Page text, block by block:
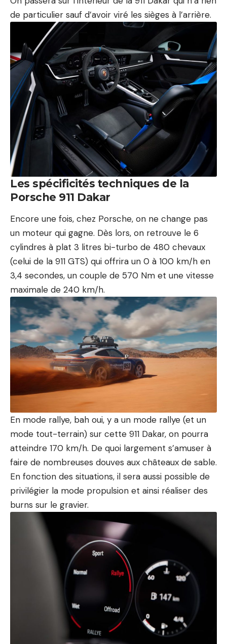
de particulier sauf d’avoir viré les sièges à l’arrière.
Les spécificités techniques de la
Porsche 911 Dakar
Encore une fois, chez Porsche, on ne change pas
un moteur qui gagne. Dès lors, on retrouve le 6
cylindres à plat 3 litres bi-turbo de 480 chevaux
(celui de la 911 GTS) qui offrira un 0 à 100 km/h en
3,4 secondes, un couple de 570 Nm et une vitesse
maximale de 240 km/h.
En mode rallye, bah oui, y a un mode rallye (et un
mode tout-terrain) sur cette 911 Dakar, on pourra
atteindre 170 km/h. De quoi largement s’amuser à
faire de nombreuses douves aux châteaux de sable.
En fonction des situations, il sera aussi possible de
privilégier la mode propulsion et ainsi réaliser des
burns sur le gravier.